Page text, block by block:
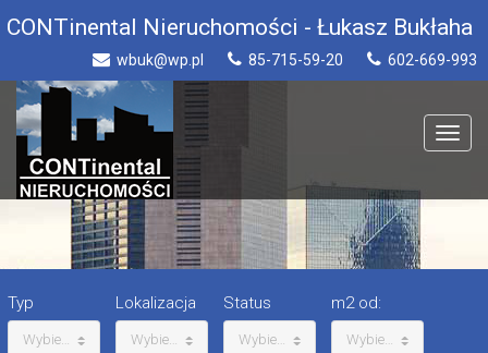
CONTinental Nieruchomości - Łukasz Bukłaha
wbuk@wp.pl 85-715-59-20 602-669-993
Toggle
Typ
Wybierz
Lokalizacja
Wybierz
Status
Wybierz
m2 od:
Wybierz